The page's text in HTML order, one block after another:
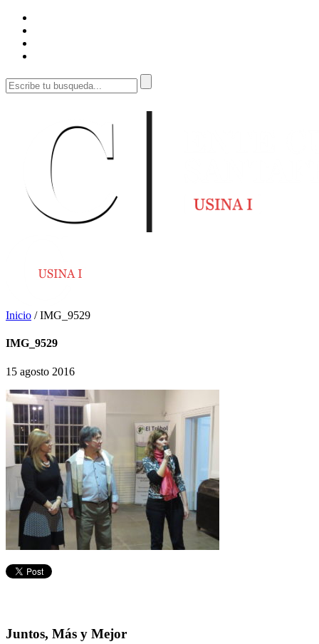
Inicio /IMG_9529
IMG_9529
15 agosto 2016
Juntos, Más y Mejor